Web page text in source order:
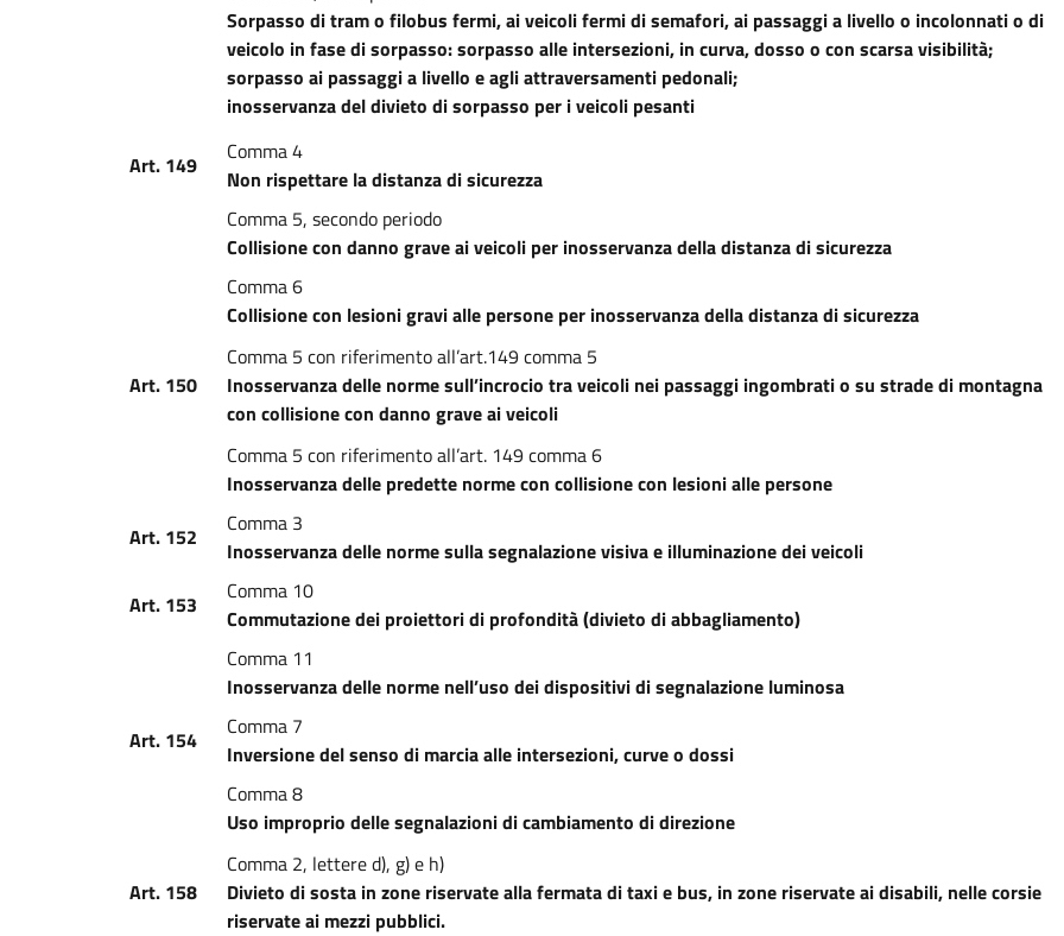
Sorpasso di tram o filobus fermi, ai veicoli fermi di semafori, ai passaggi a livello o incolonnati o di
veicolo in fase di sorpasso: sorpasso alle intersezioni, in curva, dosso o con scarsa visibilità;
sorpasso ai passaggi a livello e agli attraversamenti pedonali;
inosservanza del divieto di sorpasso per i veicoli pesanti
Art. 149
Comma 4
Non rispettare la distanza di sicurezza
Comma 5, secondo periodo
Collisione con danno grave ai veicoli per inosservanza della distanza di sicurezza
Comma 6
Collisione con lesioni gravi alle persone per inosservanza della distanza di sicurezza
Art. 150
Comma 5 con riferimento all’art.149 comma 5
Inosservanza delle norme sull’incrocio tra veicoli nei passaggi ingombrati o su strade di montagna
con collisione con danno grave ai veicoli
Comma 5 con riferimento all’art. 149 comma 6
Inosservanza delle predette norme con collisione con lesioni alle persone
Art. 152
Comma 3
Inosservanza delle norme sulla segnalazione visiva e illuminazione dei veicoli
Art. 153
Comma 10
Commutazione dei proiettori di profondità (divieto di abbagliamento)
Comma 11
Inosservanza delle norme nell’uso dei dispositivi di segnalazione luminosa
Art. 154
Comma 7
Inversione del senso di marcia alle intersezioni, curve o dossi
Comma 8
Uso improprio delle segnalazioni di cambiamento di direzione
Art. 158
Comma 2, lettere d), g) e h)
Divieto di sosta in zone riservate alla fermata di taxi e bus, in zone riservate ai disabili, nelle corsie
riservate ai mezzi pubblici.